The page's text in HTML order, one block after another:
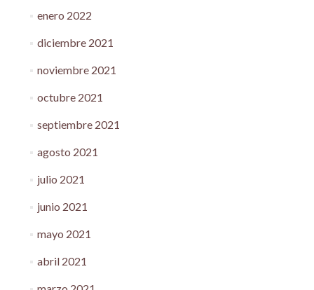
enero 2022
diciembre 2021
noviembre 2021
octubre 2021
septiembre 2021
agosto 2021
julio 2021
junio 2021
mayo 2021
abril 2021